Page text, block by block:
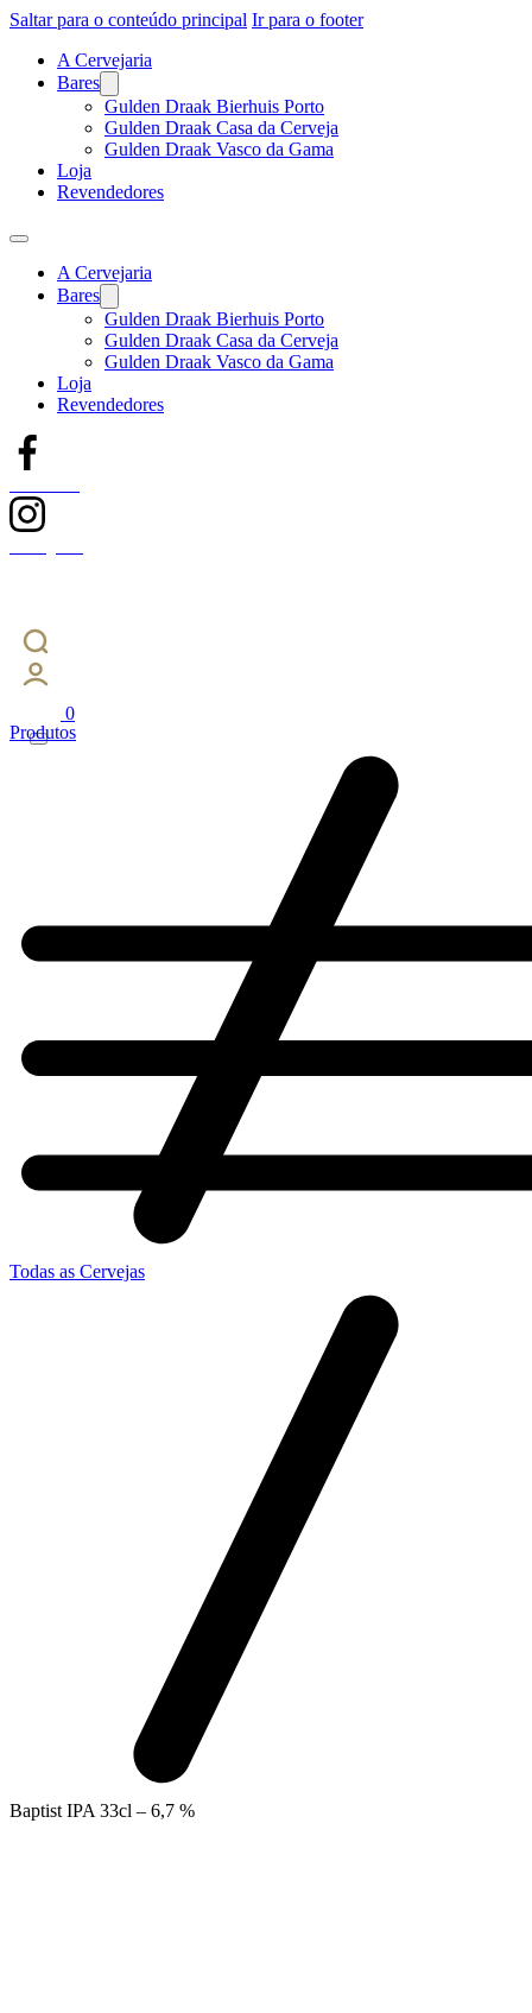
Saltar para o conteúdo principal Ir para o footer
A Cervejaria
Bares
Gulden Draak Bierhuis Porto
Gulden Draak Casa da Cerveja
Gulden Draak Vasco da Gama
Loja
Revendedores
A Cervejaria
Bares
Gulden Draak Bierhuis Porto
Gulden Draak Casa da Cerveja
Gulden Draak Vasco da Gama
Loja
Revendedores
0
Produtos
Todas as Cervejas
Baptist IPA 33cl – 6,7 %